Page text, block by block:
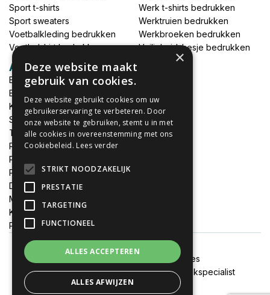
Sport t-shirts
Sport sweaters
Voetbalkleding bedrukken
Voetbalshirt bedrukken
Werk t-shirts bedrukken
Werktruien bedrukken
Werkbroeken bedrukken
Veiligheidshesje bedrukken
Accessoires
Babykleding bedrukken
Broek bedrukken
Kapmantels bedrukken
Schort bedrukken
Tas bedrukken
Relatieschenken
Petten bedrukken
Petten borduren
DTF print per meter
MEGADEALS
Keukenschort bedrukken
Promotiemateriaal bedrukken
Cookies
Onze websites:FixJeSticker|Spandoekspecialist
Alle prijzen zijn inclusief btw
×
Deze website maakt
gebruik van cookies.
Deze website gebruikt cookies om uw
gebruikerservaring te verbeteren. Door
onze website te gebruiken, stemt u in met
alle cookies in overeenstemming met ons
Cookiebeleid. Lees verder
STRIKT NOODZAKELIJK
PRESTATIE
TARGETING
FUNCTIONEEL
ALLES ACCEPTEREN
ALLES AFWIJZEN